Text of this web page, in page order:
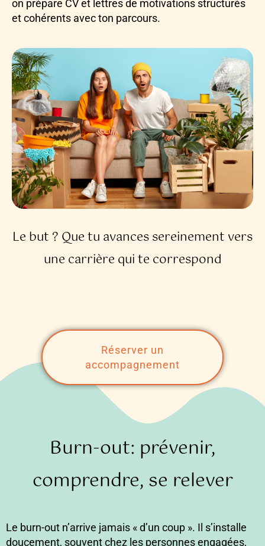
on prépare CV et lettres de motivations structurés
et cohérents avec ton parcours.
Le but ? Que tu avances sereinement vers
une carrière qui te correspond
Réserver un
accompagnement
Burn-out: prévenir,
comprendre, se relever
Le burn-out n’arrive jamais « d’un coup ». Il s’installe
doucement, souvent chez les personnes engagées,